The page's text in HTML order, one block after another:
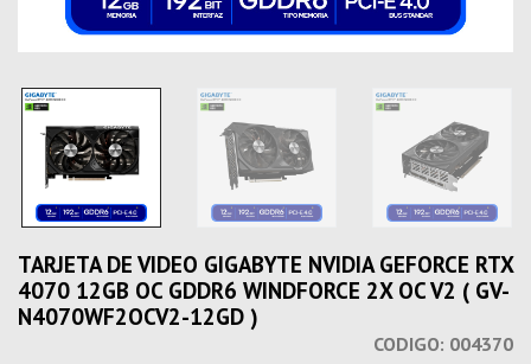
TARJETA DE VIDEO GIGABYTE NVIDIA GEFORCE RTX
4070 12GB OC GDDR6 WINDFORCE 2X OC V2 ( GV-
N4070WF2OCV2-12GD )
CODIGO: 004370